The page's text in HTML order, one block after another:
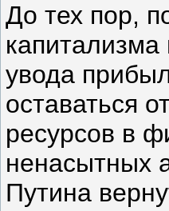
До тех пор,
увода
оставаться
ресурсов в
ненасытных
Путина